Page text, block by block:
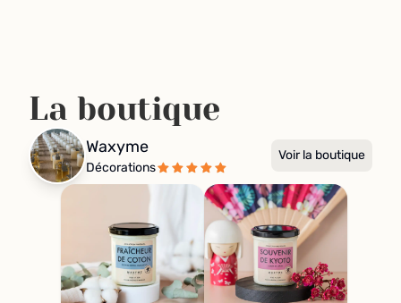
La boutique
Waxyme
Décorations
Voir la boutique